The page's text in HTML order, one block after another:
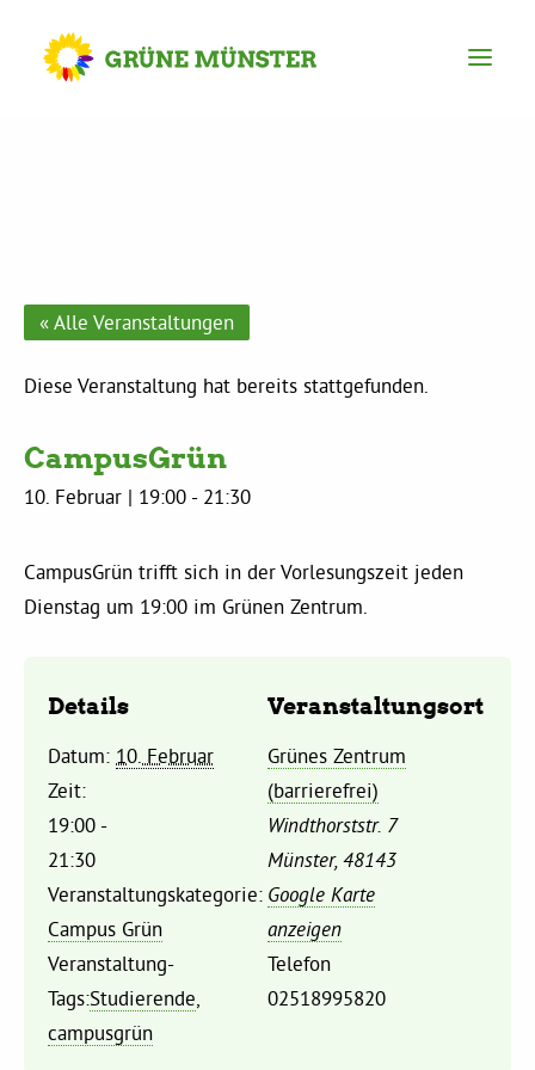
Kreisgeschäftsstelle
Mitgliederversammlung
Ortsverbände
Satzung
Personen
Sylvia Rietenberg, MdB
Dorothea Deppermann, MdL
Josefine Paul, MdL
Robin Korte, MdL
« Alle Veranstaltungen
Diese Veranstaltung hat bereits stattgefunden.
CampusGrün
10. Februar | 19:00 - 21:30
CampusGrün trifft sich in der Vorlesungszeit jeden
Dienstag um 19:00 im Grünen Zentrum.
Details
Datum: 10. Februar
Zeit:
19:00 -
21:30
Veranstaltungskategorie:
Campus Grün
Veranstaltung-
Tags:Studierende
campusgrün
Veranstaltungsort
Grünes Zentrum
(barrierefrei)
Windthorststr. 7
Münster, 48143
Google Karte
anzeigen
Telefon
02518995820